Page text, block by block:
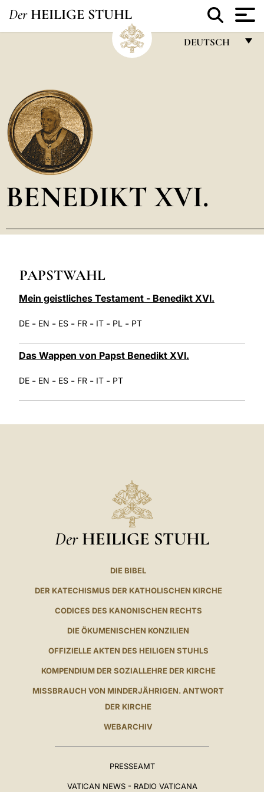
Der HEILIGE STUHL
DEUTSCH
POLSKI
العربيّة
BENEDIKT XVI.
PAPSTWAHL
Mein geistliches Testament - Benedikt XVI.
DE - EN - ES - FR - IT - PL - PT
Das Wappen von Papst Benedikt XVI.
DE - EN - ES - FR - IT - PT
Der HEILIGE STUHL
DIE BIBEL
DER KATECHISMUS DER KATHOLISCHEN KIRCHE
CODICES DES KANONISCHEN RECHTS
DIE ÖKUMENISCHEN KONZILIEN
OFFIZIELLE AKTEN DES HEILIGEN STUHLS
KOMPENDIUM DER SOZIALLEHRE DER KIRCHE
MISSBRAUCH VON MINDERJÄHRIGEN. ANTWORT
DER KIRCHE
WEBARCHIV
PRESSEAMT
VATICAN NEWS - RADIO VATICANA